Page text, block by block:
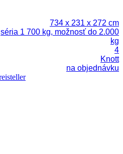
734 x 231 x 272 cm
séria 1 700 kg, možnosť do 2.000
kg
4
Knott
na objednávku